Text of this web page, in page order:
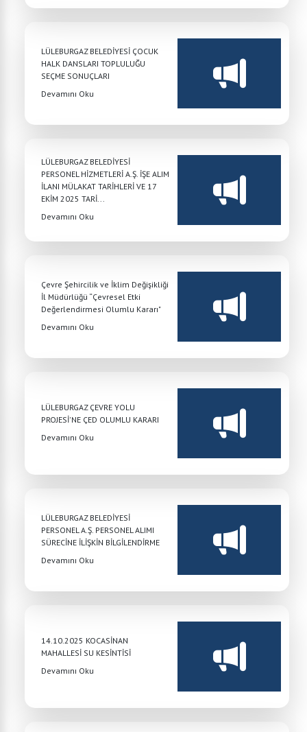
LÜLEBURGAZ BELEDİYESİ ÇOCUK
HALK DANSLARI TOPLULUĞU
SEÇME SONUÇLARI
Devamını Oku
LÜLEBURGAZ BELEDİYESİ
PERSONEL HİZMETLERİ A.Ş. İŞE ALIM
İLANI MÜLAKAT TARİHLERİ VE 17
EKİM 2025 TARİ...
Devamını Oku
Çevre Şehircilik ve İklim Değişikliği
İl Müdürlüğü “Çevresel Etki
Değerlendirmesi Olumlu Kararı"
Devamını Oku
LÜLEBURGAZ ÇEVRE YOLU
PROJESİ'NE ÇED OLUMLU KARARI
Devamını Oku
LÜLEBURGAZ BELEDİYESİ
PERSONEL A.Ş. PERSONEL ALIMI
SÜRECİNE İLİŞKİN BİLGİLENDİRME
Devamını Oku
14.10.2025 KOCASİNAN
MAHALLESİ SU KESİNTİSİ
Devamını Oku